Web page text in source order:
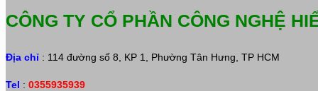
CÔNG TY CỔ PHẦN CÔNG NGHỆ
Địa chỉ : 114 đường số 8, KP 1, Phường Tân Hưng, TP HCM
Tel : 0355935939